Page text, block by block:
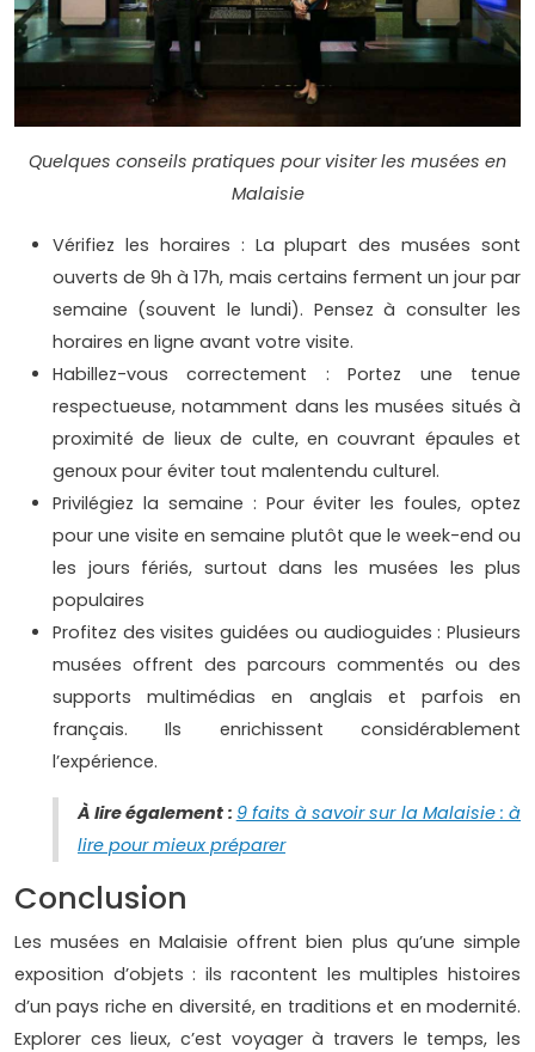
Quelques conseils pratiques pour visiter les musées en
Malaisie
Vérifiez les horaires : La plupart des musées sont
ouverts de 9h à 17h, mais certains ferment un jour par
semaine (souvent le lundi). Pensez à consulter les
horaires en ligne avant votre visite.
Habillez-vous correctement : Portez une tenue
respectueuse, notamment dans les musées situés à
proximité de lieux de culte, en couvrant épaules et
genoux pour éviter tout malentendu culturel.
Privilégiez la semaine : Pour éviter les foules, optez
pour une visite en semaine plutôt que le week-end ou
les jours fériés, surtout dans les musées les plus
populaires
Profitez des visites guidées ou audioguides : Plusieurs
musées offrent des parcours commentés ou des
supports multimédias en anglais et parfois en
français. Ils enrichissent considérablement
l’expérience.
À lire également : 9 faits à savoir sur la Malaisie : à
lire pour mieux préparer
Conclusion
Les musées en Malaisie offrent bien plus qu’une simple
exposition d’objets : ils racontent les multiples histoires
d’un pays riche en diversité, en traditions et en modernité.
Explorer ces lieux, c’est voyager à travers le temps, les